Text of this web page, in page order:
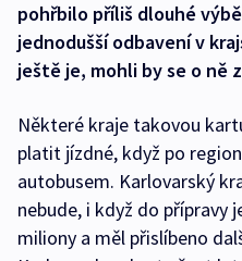
pohřbilo příliš dlouhé
jednodušší odbavení v
ještě je, mohli by se o ně
Některé kraje takovou
platit jízdné, když po
autobusem. Karlovarský
nebude, i když do přípravy
miliony a měl přislíbeno